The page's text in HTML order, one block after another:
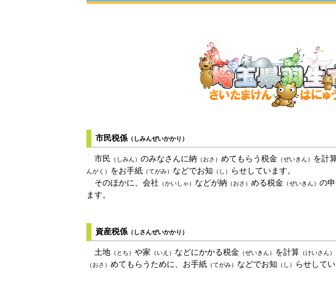
市民税係（しみんぜいかかり）
市民 （しみん） のみなさんに納 （おさ） めてもらう税金 （ぜいきん） を計
んがく）
をお手紙 （てがみ） などでお知 （し）
らせしています。
そのほかに、会社 （かいしゃ） などが納 （おさ） める税金 （ぜいきん） の
ます。
資産税係（しさんぜいかかり）
土地 （とち） や家 （いえ） などにかかる税金 （ぜいきん） を計算 （けいさん）
（おさ） めてもらうために、お手紙 （てがみ） などでお知 （し） らせしてい